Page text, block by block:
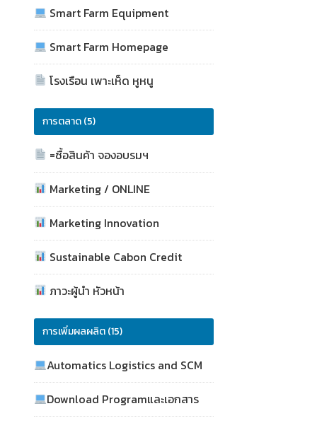
Smart Farm Equipment
Smart Farm Homepage
โรงเรือน เพาะเห็ด หูหนู
การตลาด (5)
=ซื้อสินค้า จองอบรมฯ
Marketing / ONLINE
Marketing Innovation
Sustainable Cabon Credit
ภาวะผู้นำ หัวหน้า
การเพิ่มผลผลิต (15)
Automatics Logistics and SCM
Download Programและเอกสาร